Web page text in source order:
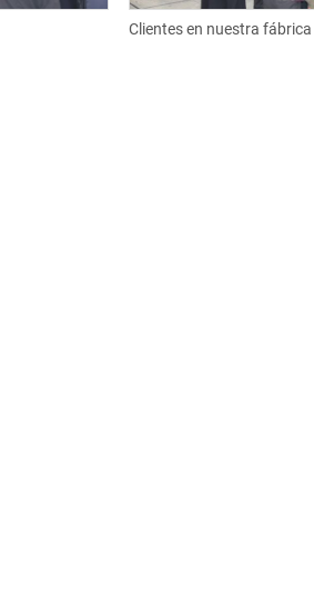
Clientes en nuestra fábrica